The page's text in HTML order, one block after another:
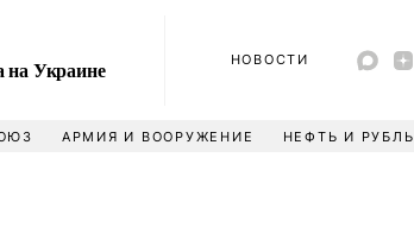
на Украине НОВОСТИ
АРМИЯ И ВООРУЖЕНИЕ НЕФТЬ И РУБЛЬ